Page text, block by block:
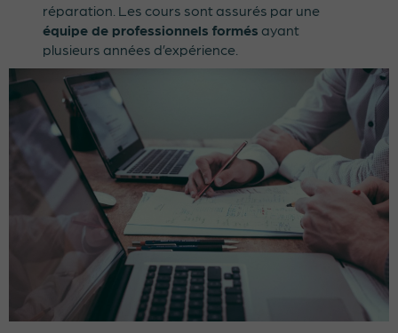
réparation. Les cours sont assurés par une
équipe de professionnels formés ayant
plusieurs années d’expérience.